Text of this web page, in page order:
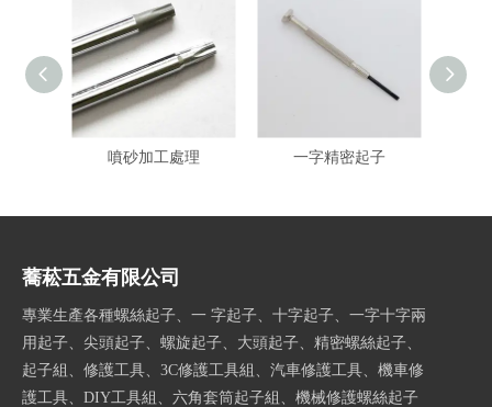
噴砂加工處理 一字精密起子
蕎菘五金有限公司
專業生產各種螺絲起子、一 字起子、十字起子、一字十字兩
用起子、尖頭起子、螺旋起子、大頭起子、精密螺絲起子、
起子組、修護工具、3C修護工具組、汽車修護工具、機車修
護工具、DIY工具組、六角套筒起子組、機械修護螺絲起子